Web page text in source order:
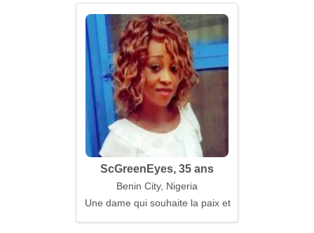
ScGreenEyes, 35 ans
Benin City, Nigeria
Une dame qui souhaite la paix et le bonheur